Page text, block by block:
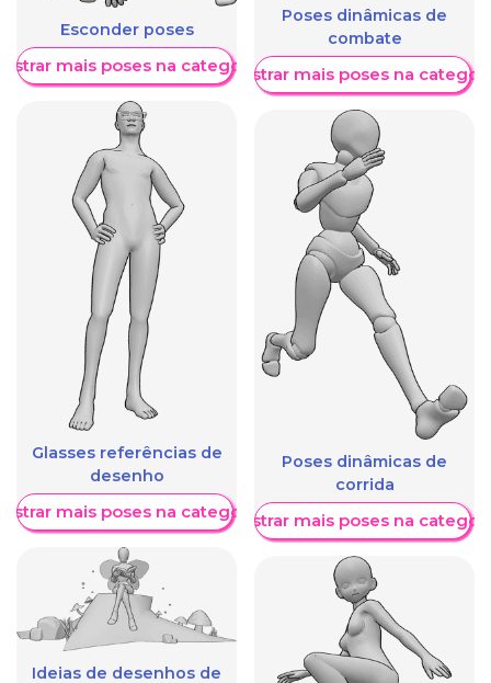
Esconder poses
mais poses na categoria
Glasses referências de
desenho
mais poses na categoria
Ideias de desenhos de
Poses dinâmicas de
combate
Mostrar mais poses na
Poses dinâmicas de
corrida
Mostrar mais poses na